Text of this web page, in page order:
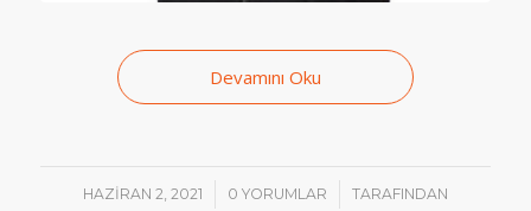
Devamını Oku
HAZIRAN 2, 2021
/ 0 YORUMLAR
/
TARAFINDAN